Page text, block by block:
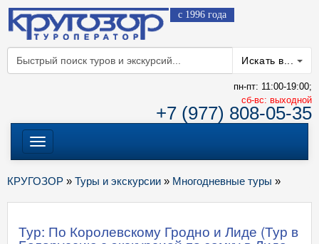
с 1996 года
Искать в...
пн-пт: 11:00-19:00;
cб-вс: выходной
+7 (977) 808-05-35
Меню
КРУГОЗОР » Туры и экскурсии » Многодневные туры »
Тур: По Королевскому Гродно и Лиде (Тур в